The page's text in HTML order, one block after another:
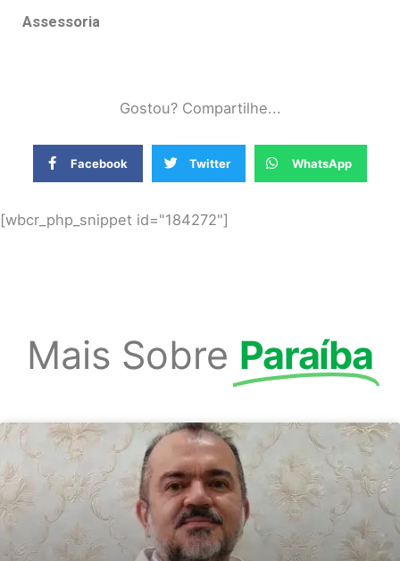
Assessoria
Gostou? Compartilhe...
Facebook Twitter WhatsApp
[wbcr_php_snippet id="184272"]
Mais Sobre Paraíba